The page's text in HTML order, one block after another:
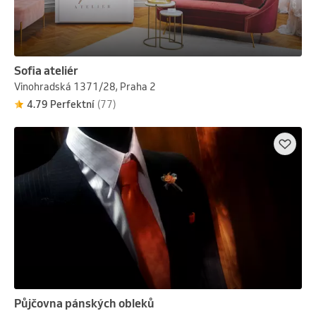
Sofia ateliér
Vinohradská 1371/28, Praha 2
4.79 Perfektní (77)
Půjčovna pánských obleků